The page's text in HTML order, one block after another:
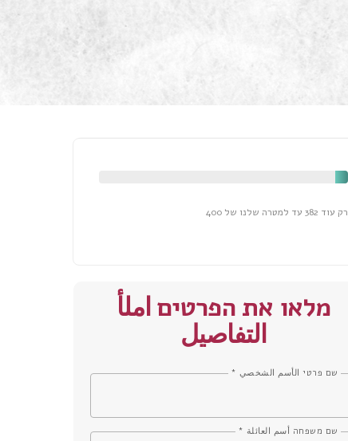
רק עוד 382 עד למטרה שלנו של 400
מלאו את הפרטים املأ
التفاصيل
שם פרטי الأسم الشخصي *
שם משפחה أسم العائلة *